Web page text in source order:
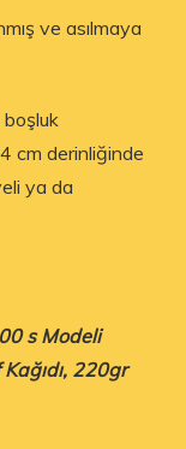
ve asılmaya
boşluk
cm derinliğinde
ya da
s Modeli
220gr